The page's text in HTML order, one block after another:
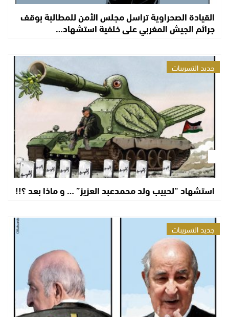
القيادة الصحراوية تراسل مجلس الأمن للمطالبة بوقف
جرائم الجيش المغربي على خلفية استشهاد…
جديد التسريبات
استشهاد “لحبيب ولد محمدعبد العزيز” … و ماذا بعد ؟!!
جديد التسريبات